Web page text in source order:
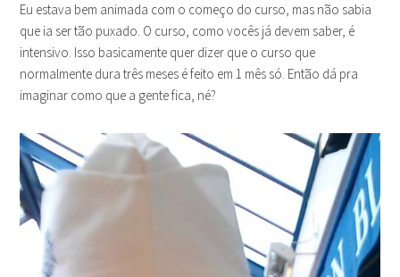
Eu estava bem animada com o começo do curso, mas não sabia
que ia ser tão puxado. O curso, como vocês já devem saber, é
intensivo. Isso basicamente quer dizer que o curso que
normalmente dura três meses é feito em 1 mês só. Então dá pra
imaginar como que a gente fica, né?